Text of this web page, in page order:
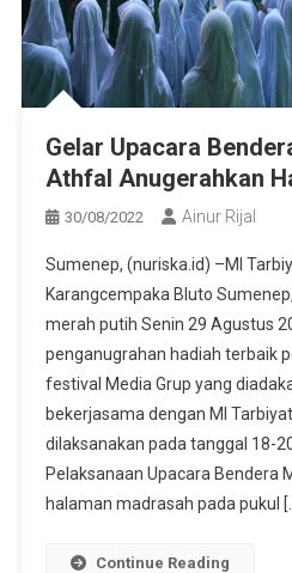
Gelar Upacara
Athfal Anugerahkan
30/08/2022 Ainur Rijal
Sumenep, (nuriska.id) –MI
Karangcempaka Bluto
merah putih Senin 29 Agustus
penganugrahan hadiah terbaik
festival Media Grup yang
bekerjasama dengan MI
dilaksanakan pada tanggal 18-
Pelaksanaan Upacara Bendera
halaman madrasah pada pukul
Continue Reading